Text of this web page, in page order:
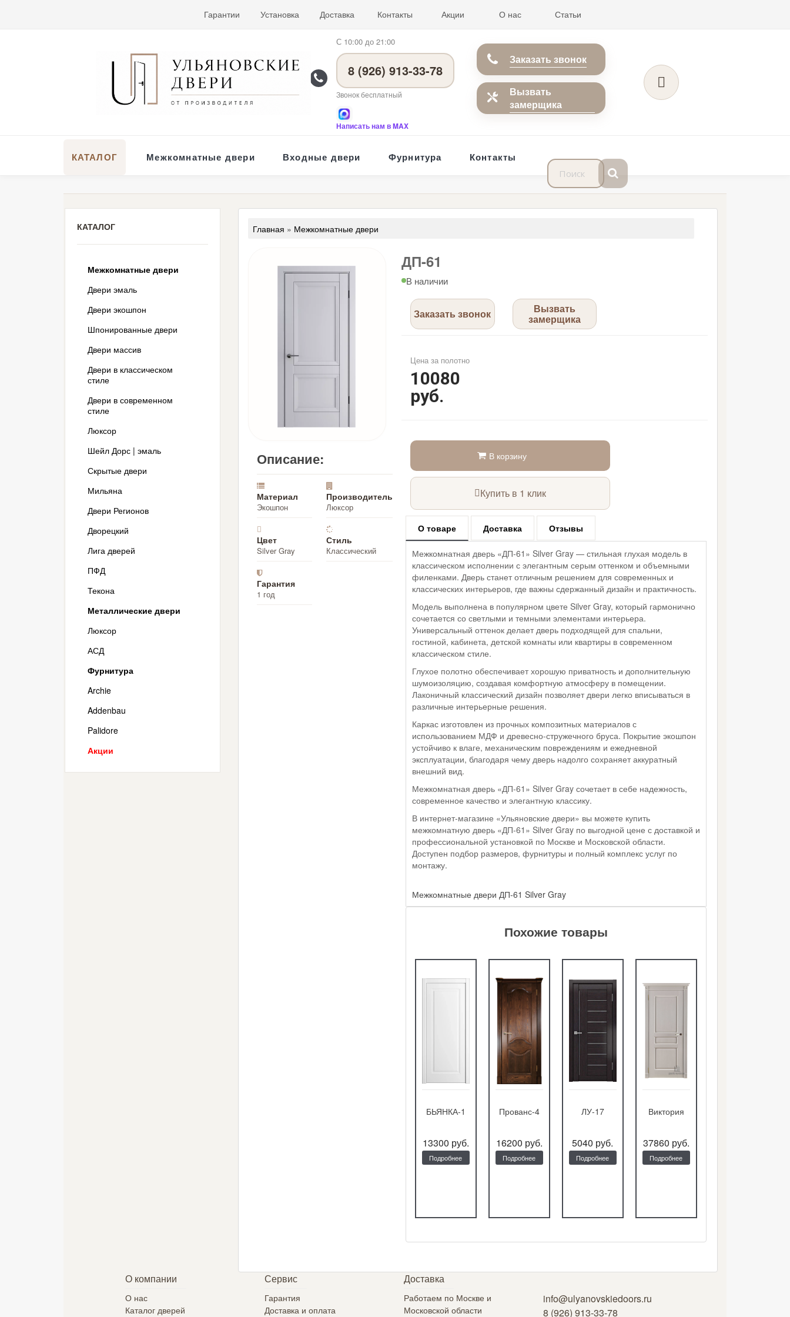
Гарантии Установка Доставка Контакты Акции О нас Статьи
С 10:00 до 21:00
8 (926) 913-33-78
Звонок бесплатный
Написать нам в MAX
Заказать звонок
Вызвать
замерщика
КАТАЛОГ Межкомнатные двери Входные двери Фурнитура Контакты
КАТАЛОГ
Межкомнатные двери
Двери эмаль
Двери экошпон
Шпонированные двери
Двери массив
Двери в классическом
стиле
Двери в современном
стиле
Люксор
Шейл Дорс | эмаль
Скрытые двери
Мильяна
Двери Регионов
Дворецкий
Лига дверей
ПФД
Текона
Металлические двери
Люксор
АСД
Фурнитура
Archie
Addenbau
Palidore
Акции
Главная » Межкомнатные двери
Описание:
Материал
Экошпон
Производитель
Люксор
Цвет
Silver Gray
Стиль
Классический
Гарантия
1 год
ДП-61
В наличии
Заказать звонок Вызвать
замерщика
Цена за полотно
10080
руб.
В корзину
Купить в 1 клик
О товаре Доставка Отзывы
Межкомнатная дверь «ДП-61» Silver Gray — стильная глухая модель в
классическом исполнении с элегантным серым оттенком и объемными
филенками. Дверь станет отличным решением для современных и
классических интерьеров, где важны сдержанный дизайн и практичность.
Модель выполнена в популярном цвете Silver Gray, который гармонично
сочетается со светлыми и темными элементами интерьера.
Универсальный оттенок делает дверь подходящей для спальни,
гостиной, кабинета, детской комнаты или квартиры в современном
классическом стиле.
Глухое полотно обеспечивает хорошую приватность и дополнительную
шумоизоляцию, создавая комфортную атмосферу в помещении.
Лаконичный классический дизайн позволяет двери легко вписываться в
различные интерьерные решения.
Каркас изготовлен из прочных композитных материалов с
использованием МДФ и древесно-стружечного бруса. Покрытие экошпон
устойчиво к влаге, механическим повреждениям и ежедневной
эксплуатации, благодаря чему дверь надолго сохраняет аккуратный
внешний вид.
Межкомнатная дверь «ДП-61» Silver Gray сочетает в себе надежность,
современное качество и элегантную классику.
В интернет-магазине «Ульяновские двери» вы можете купить
межкомнатную дверь «ДП-61» Silver Gray по выгодной цене с доставкой и
профессиональной установкой по Москве и Московской области.
Доступен подбор размеров, фурнитуры и полный комплекс услуг по
монтажу.
Межкомнатные двери ДП-61 Silver Gray
Похожие товары
БЬЯНКА-1
13300 руб.
Подробнее
Прованс-4
16200 руб.
Подробнее
ЛУ-17
5040 руб.
Подробнее
Виктория
37860 руб.
Подробнее
О компании
О нас
Каталог дверей
Сервис
Гарантия
Доставка и оплата
Доставка
Работаем по Москве и
Московской области
info@ulyanovskiedoors.ru
8 (926) 913-33-78